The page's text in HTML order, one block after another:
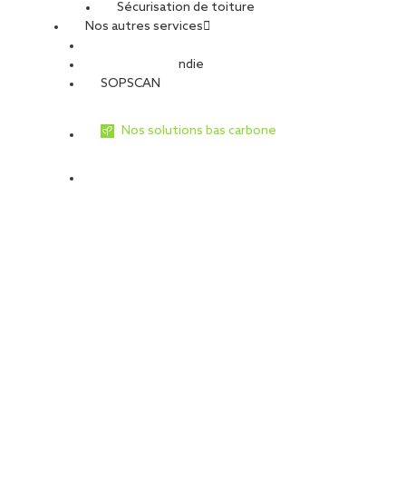
Sécurisation de toiture
Nos autres services
Sécurité Incendie
SOPSCAN
Nos solutions bas carbone